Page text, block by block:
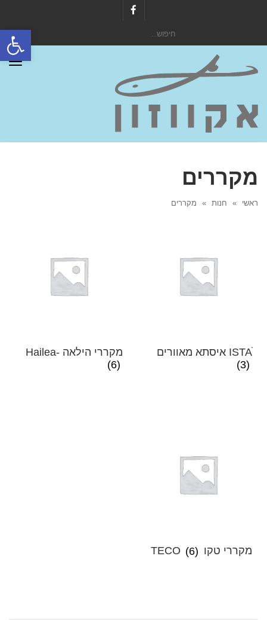
פתח
מקררים
ראשי » חנות » מקררים
ISTAׁׂ איסתא מאוורים
(3)
מקררי הילאה -hailea
(6)
מקררי טקו TECO (6)